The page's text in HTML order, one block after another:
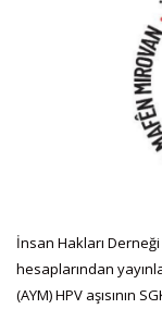
İnsan Hakları
hesaplarından
(AYM) HPV aşısının